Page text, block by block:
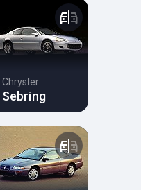
Chrysler
Sebring